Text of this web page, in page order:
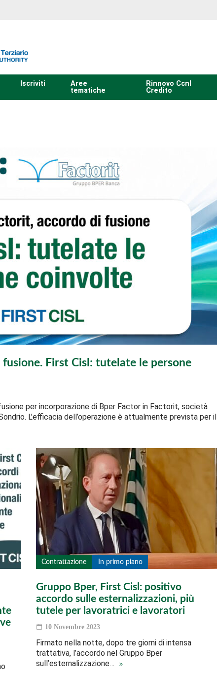
Iscriviti
Aree
tematiche
Rinnovo Ccnl
Credito
First Cisl: tutelate le persone
per incorporazione di Bper Factor in Factorit, società
L’efficacia dell’operazione è attualmente prevista per il
Contrattazione In primo piano
Gruppo Bper, First Cisl: positivo
accordo sulle esternalizzazioni, più
tutele per lavoratrici e lavoratori
10 Novembre 2023
Firmato nella notte, dopo tre giorni di intensa
trattativa, l’accordo nel Gruppo Bper
sull’esternalizzazione…